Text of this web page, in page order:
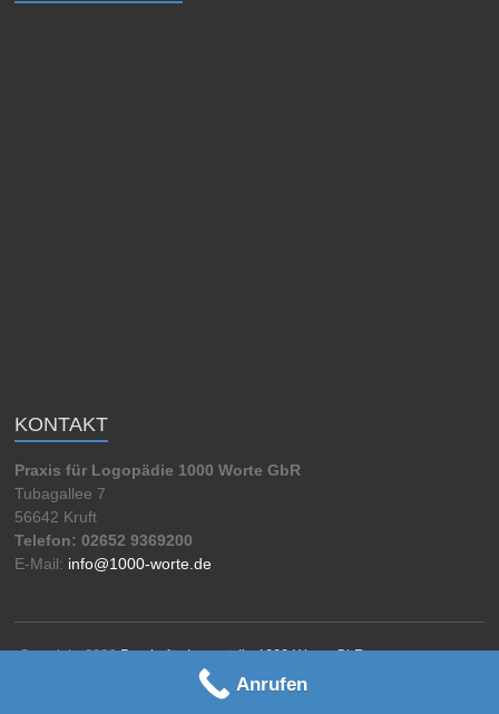
KONTAKT
Praxis für Logopädie 1000 Worte GbR
Tubagallee 7
56642 Kruft
Telefon: 02652 9369200
E-Mail: info@1000-worte.de
Copyright 2026Praxis für Logopädie 1000 Worte GbR
Impressum
Datenschutzerklärung
Anrufen